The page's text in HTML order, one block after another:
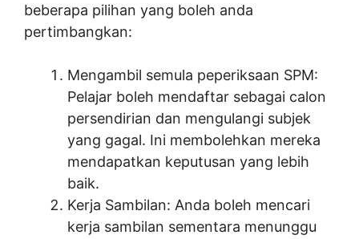
beberapa pilihan yang boleh anda
pertimbangkan:
Mengambil semula peperiksaan SPM:
Pelajar boleh mendaftar sebagai calon
persendirian dan mengulangi subjek
yang gagal. Ini membolehkan mereka
mendapatkan keputusan yang lebih
baik.
Kerja Sambilan: Anda boleh mencari
kerja sambilan sementara menunggu